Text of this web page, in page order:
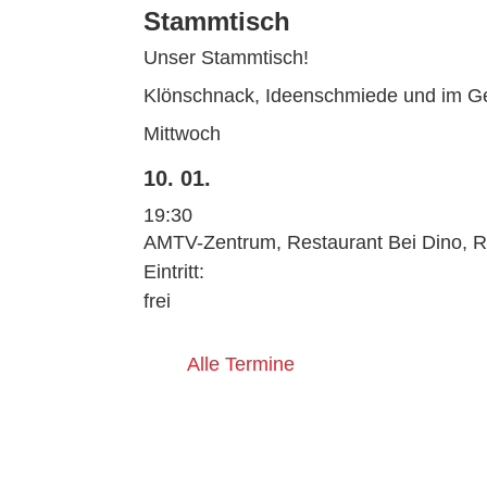
Stammtisch
Unser Stammtisch!
Klönschnack, Ideenschmiede und im
Mittwoch
10. 01.
19:30
AMTV-Zentrum, Restaurant Bei Dino,
Eintritt:
frei
Alle Termine